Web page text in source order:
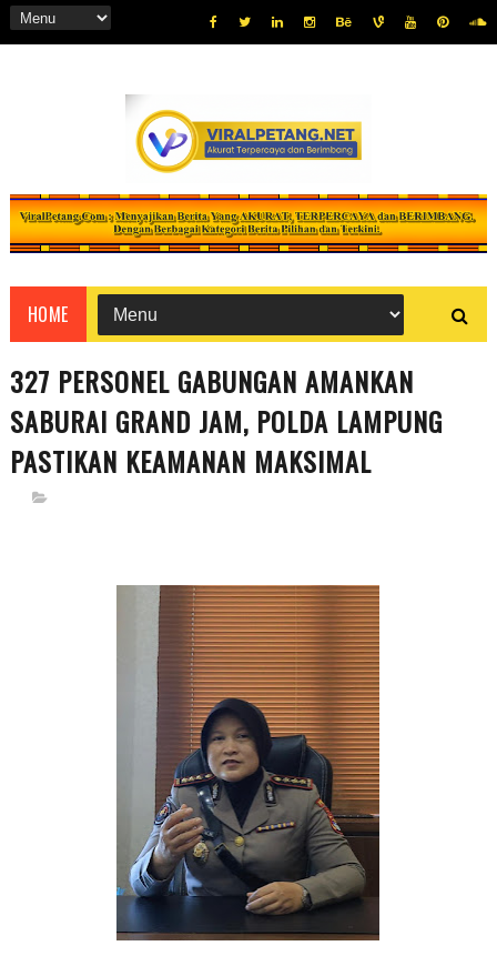
HOME
327 PERSONEL GABUNGAN AMANKAN
SABURAI GRAND JAM, POLDA LAMPUNG
PASTIKAN KEAMANAN MAKSIMAL